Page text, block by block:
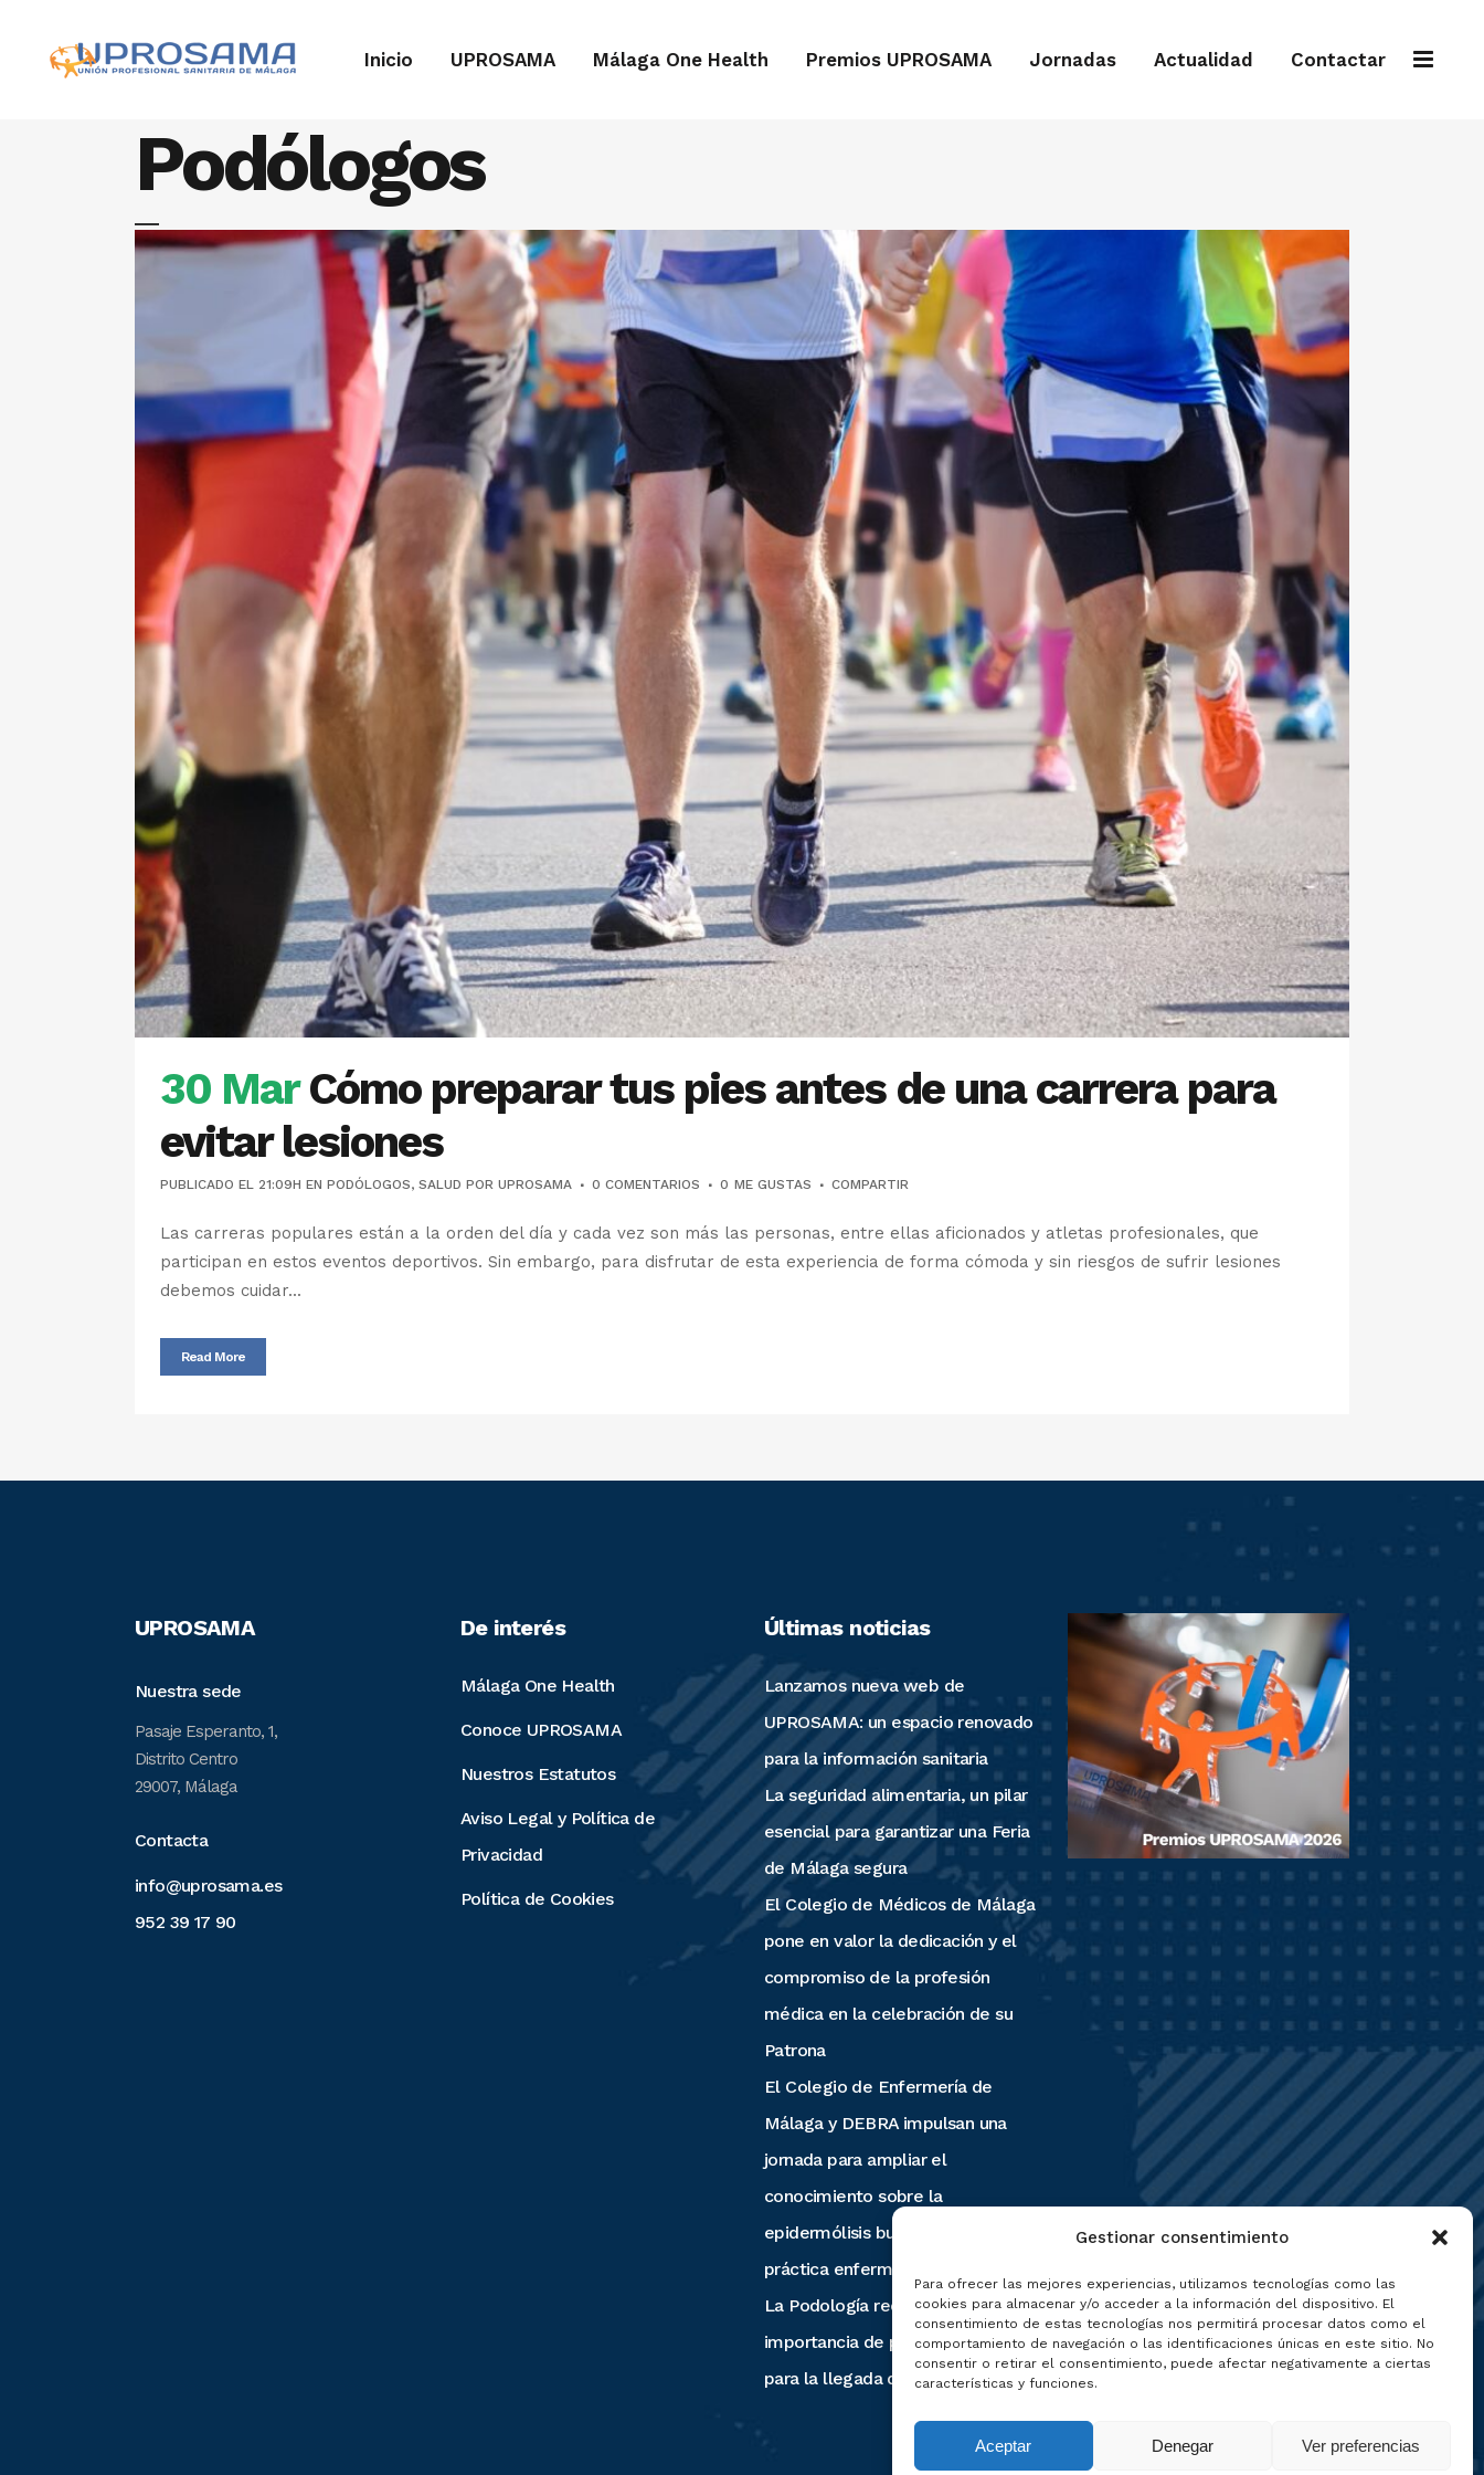
Gestionar consentimiento
Para ofrecer las mejores experiencias, utilizamos tecnologías como las
cookies para almacenar y/o acceder a la información del dispositivo. El
consentimiento de estas tecnologías nos permitirá procesar datos como el
comportamiento de navegación o las identificaciones únicas en este sitio. No
consentir o retirar el consentimiento, puede afectar negativamente a ciertas
características y funciones.
Aceptar Denegar Ver preferencias
Inicio UPROSAMA Málaga One Health Premios UPROSAMA Jornadas Actualidad Contactar
Podólogos
30 Mar Cómo preparar tus pies antes de una carrera para
evitar lesiones
PUBLICADO EL 21:09H EN PODÓLOGOS, SALUD POR UPROSAMA 0 COMENTARIOS 0 ME GUSTAS COMPARTIR
Las carreras populares están a la orden del día y cada vez son más las personas, entre ellas aficionados y atletas profesionales, que
participan en estos eventos deportivos. Sin embargo, para disfrutar de esta experiencia de forma cómoda y sin riesgos de sufrir lesiones
debemos cuidar...
Read More
UPROSAMA
Nuestra sede
Pasaje Esperanto, 1,
Distrito Centro
29007, Málaga
Contacta
info@uprosama.es
952 39 17 90
De interés
Málaga One Health
Conoce UPROSAMA
Nuestros Estatutos
Aviso Legal y Política de
Privacidad
Política de Cookies
Últimas noticias
Lanzamos nueva web de
UPROSAMA: un espacio renovado
para la información sanitaria
La seguridad alimentaria, un pilar
esencial para garantizar una Feria
de Málaga segura
El Colegio de Médicos de Málaga
pone en valor la dedicación y el
compromiso de la profesión
médica en la celebración de su
Patrona
El Colegio de Enfermería de
Málaga y DEBRA impulsan una
jornada para ampliar el
conocimiento sobre la
epidermólisis bullosa desde la
práctica enfermera
La Podología recuerda la
importancia de preparar los pies
para la llegada del verano